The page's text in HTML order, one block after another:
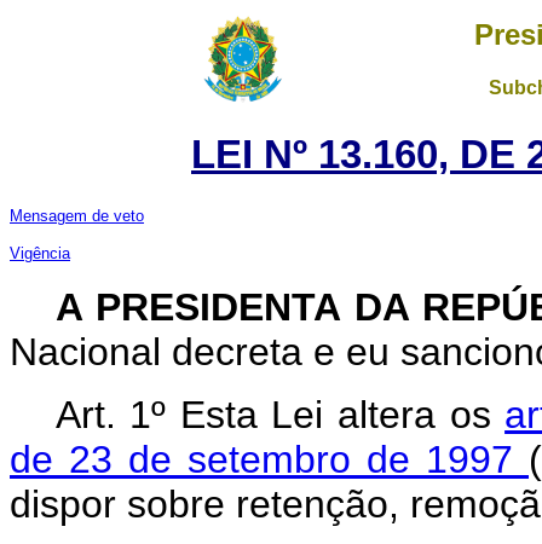
LEI Nº 13.160, DE
Mensagem de veto
Vigência
A PRESIDENTA DA
Nacional decreta e eu
Art. 1º Esta Lei altera os
de 23 de setembro de 1997
dispor sobre retenção,